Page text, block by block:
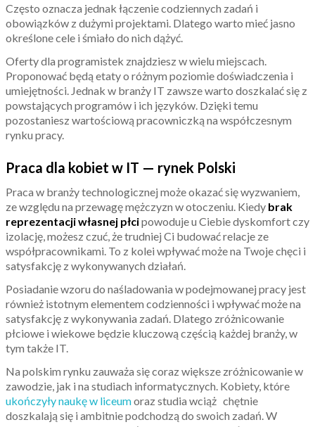
Często oznacza jednak łączenie codziennych zadań i
obowiązków z dużymi projektami. Dlatego warto mieć jasno
określone cele i śmiało do nich dążyć.
Oferty dla programistek znajdziesz w wielu miejscach.
Proponować będą etaty o różnym poziomie doświadczenia i
umiejętności. Jednak w branży IT zawsze warto doszkalać się z
powstających programów i ich języków. Dzięki temu
pozostaniesz wartościową pracowniczką na współczesnym
rynku pracy.
Praca dla kobiet w IT — rynek Polski
Praca w branży technologicznej może okazać się wyzwaniem,
ze względu na przewagę mężczyzn w otoczeniu. Kiedy brak
reprezentacji własnej płcipowoduje u Ciebie dyskomfort czy
izolację, możesz czuć, że trudniej Ci budować relacje ze
współpracownikami. To z kolei wpływać może na Twoje chęci i
satysfakcję z wykonywanych działań.
Posiadanie wzoru do naśladowania w podejmowanej pracy jest
również istotnym elementem codzienności i wpływać może na
satysfakcję z wykonywania zadań. Dlatego zróżnicowanie
płciowe i wiekowe będzie kluczową częścią każdej branży, w
tym także IT.
Na polskim rynku zauważa się coraz większe zróżnicowanie w
zawodzie, jak i na studiach informatycznych. Kobiety, które
ukończyły naukę w liceumoraz studia wciąż chętnie
doszkalają się i ambitnie podchodzą do swoich zadań. W